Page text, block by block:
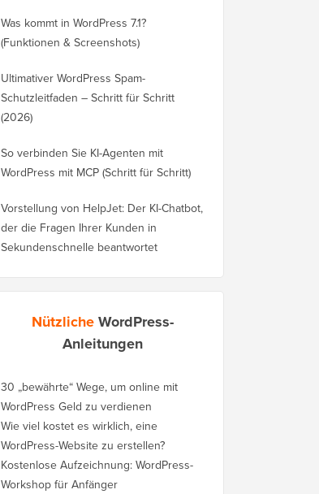
Was kommt in WordPress 7.1?
(Funktionen & Screenshots)
Ultimativer WordPress Spam-
Schutzleitfaden – Schritt für Schritt
(2026)
So verbinden Sie KI-Agenten mit
WordPress mit MCP (Schritt für Schritt)
Vorstellung von HelpJet: Der KI-Chatbot,
der die Fragen Ihrer Kunden in
Sekundenschnelle beantwortet
NützlicheWordPress-
Anleitungen
30 „bewährte“ Wege, um online mit
WordPress Geld zu verdienen
Wie viel kostet es wirklich, eine
WordPress-Website zu erstellen?
Kostenlose Aufzeichnung: WordPress-
Workshop für Anfänger